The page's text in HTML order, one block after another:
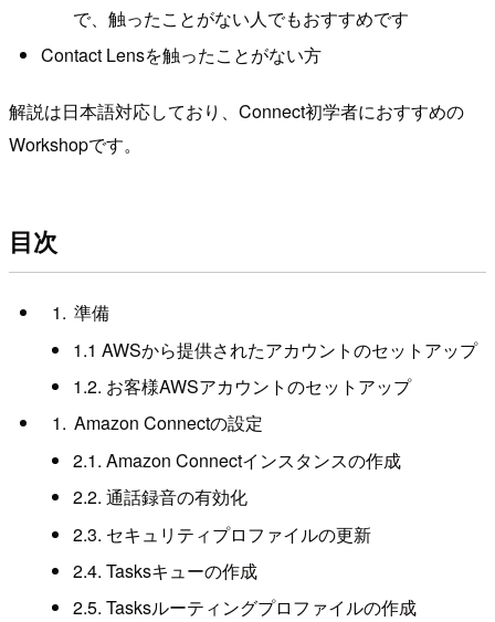
で、触ったことがない人でもおすすめです
Contact Lensを触ったことがない方
解説は日本語対応しており、Connect初学者におすすめの
Workshopです。
目次
準備
1.1 AWSから提供されたアカウントのセットアップ
1.2. お客様AWSアカウントのセットアップ
Amazon Connectの設定
2.1. Amazon Connectインスタンスの作成
2.2. 通話録音の有効化
2.3. セキュリティプロファイルの更新
2.4. Tasksキューの作成
2.5. Tasksルーティングプロファイルの作成